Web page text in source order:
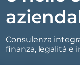
Consulenza
finanza, legalità e